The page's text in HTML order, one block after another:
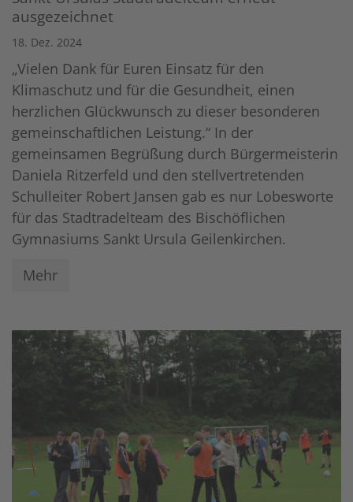
ausgezeichnet
18. Dez. 2024
„Vielen Dank für Euren Einsatz für den
Klimaschutz und für die Gesundheit, einen
herzlichen Glückwunsch zu dieser besonderen
gemeinschaftlichen Leistung.“ In der
gemeinsamen Begrüßung durch Bürgermeisterin
Daniela Ritzerfeld und den stellvertretenden
Schulleiter Robert Jansen gab es nur Lobesworte
für das Stadtradelteam des Bischöflichen
Gymnasiums Sankt Ursula Geilenkirchen.
Mehr